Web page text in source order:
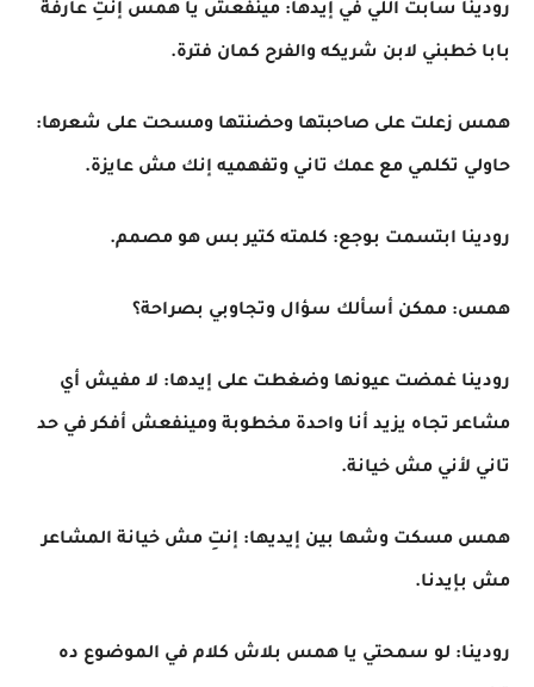
رودينا سابت اللي في إيدها: مينفعش يا همس إنتِ عارفة
بابا خطبني لابن شريكه والفرح كمان فترة.
همس زعلت على صاحبتها وحضنتها ومسحت على شعرها:
حاولي تكلمي مع عمك تاني وتفهميه إنك مش عايزة.
رودينا ابتسمت بوجع: كلمته كتير بس هو مصمم.
همس: ممكن أسألك سؤال وتجاوبي بصراحة؟
رودينا غمضت عيونها وضغطت على إيدها: لا مفيش أي
مشاعر تجاه يزيد أنا واحدة مخطوبة ومينفعش أفكر في حد
تاني لأني مش خيانة.
همس مسكت وشها بين إيديها: إنتِ مش خيانة المشاعر
مش بإيدنا.
رودينا: لو سمحتي يا همس بلاش كلام في الموضوع ده